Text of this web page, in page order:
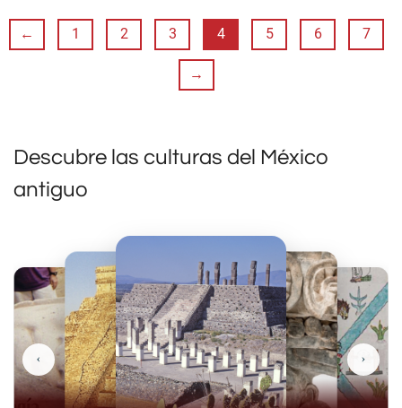
← 1 2 3 4 5 6 7
→
Descubre las culturas del México
antiguo
‹ ›